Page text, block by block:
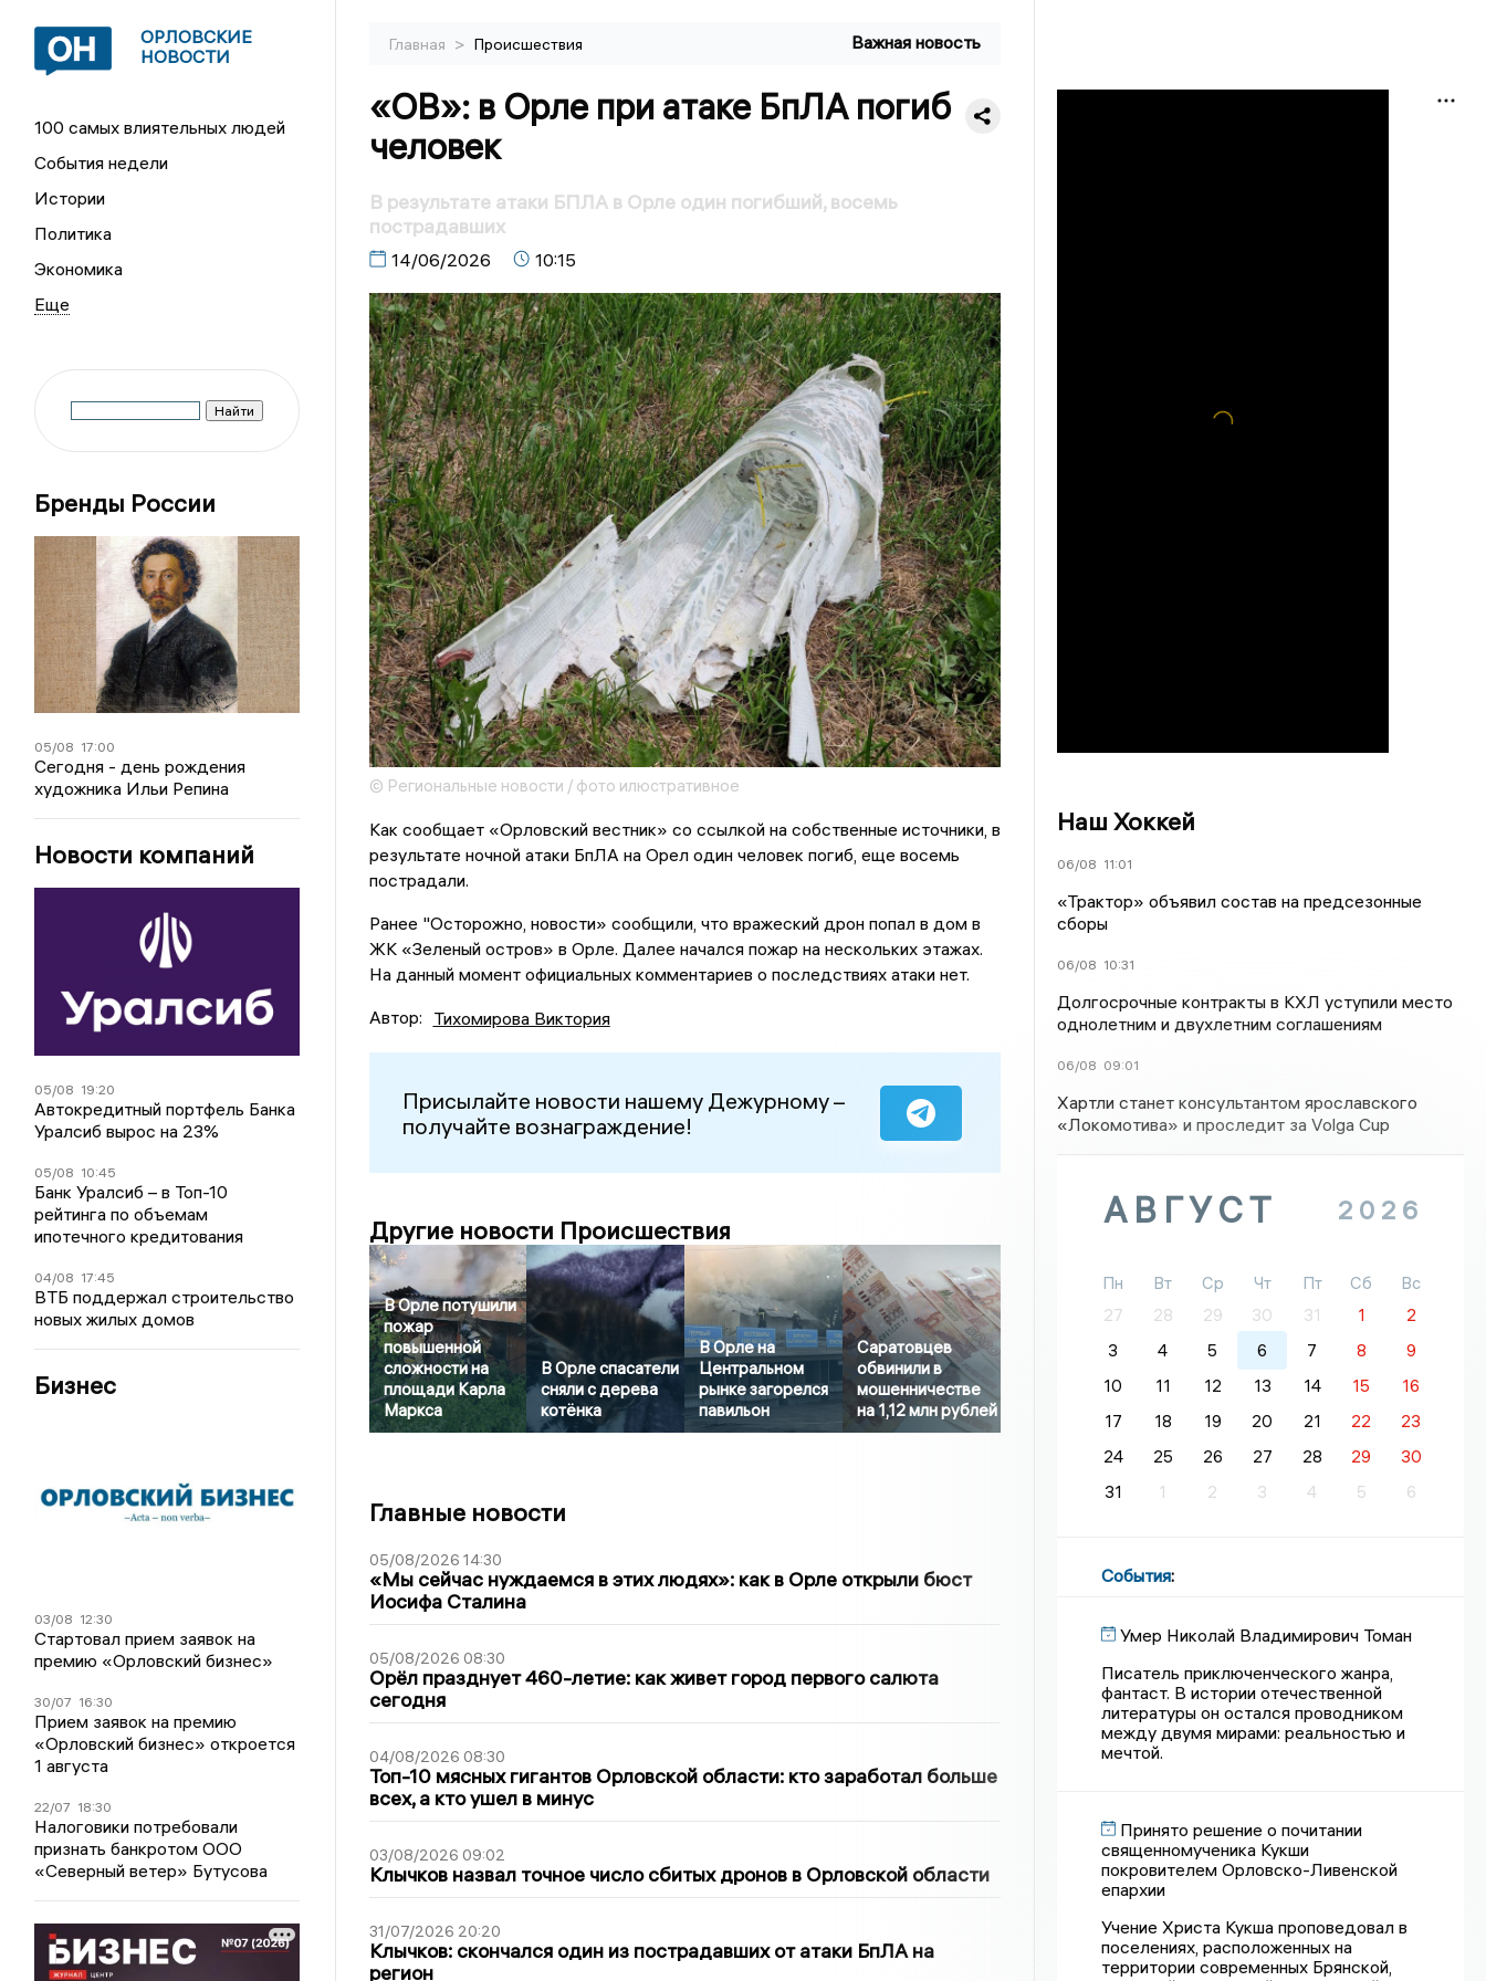
ОРЛОВСКИЕ
НОВОСТИ
100 самых влиятельных людей
События недели
Истории
Политика
Экономика
Бренды России
05/08 17:00
Сегодня - день рождения
художника Ильи Репина
Новости компаний
05/08 19:20
Автокредитный портфель Банка
Уралсиб вырос на 23%
05/08 10:45
Банк Уралсиб – в Топ-10
рейтинга по объемам
ипотечного кредитования
04/08 17:45
ВТБ поддержал строительство
новых жилых домов
Бизнес
03/08 12:30
Стартовал прием заявок на
премию «Орловский бизнес»
30/07 16:30
Прием заявок на премию
«Орловский бизнес» откроется
1 августа
22/07 18:30
Налоговики потребовали
признать банкротом ООО
«Северный ветер» Бутусова
Главная > Происшествия Важная новость
«ОВ»: в Орле при атаке БпЛА погиб
человек
В результате атаки БПЛА в Орле один погибший, восемь
пострадавших
14/06/2026 10:15
© Региональные новости / фото илюстративное
Как сообщает «Орловский вестник» со ссылкой на собственные источники, в
результате ночной атаки БпЛА на Орел один человек погиб, еще восемь
пострадали.
Ранее "Осторожно, новости» сообщили, что вражеский дрон попал в дом в
ЖК «Зеленый остров» в Орле. Далее начался пожар на нескольких этажах.
На данный момент официальных комментариев о последствиях атаки нет.
Автор: Тихомирова Виктория
Присылайте новости нашему Дежурному –
получайте вознаграждение!
Другие новости Происшествия
В Орле потушили
пожар
повышенной
сложности на
площади Карла
Маркса
В Орле спасатели
сняли с дерева
котёнка
В Орле на
Центральном
рынке загорелся
павильон
Саратовцев
обвинили в
мошенничестве
на 1,12 млн рублей
Главные новости
05/08/2026 14:30
«Мы сейчас нуждаемся в этих людях»: как в Орле открыли бюст
Иосифа Сталина
05/08/2026 08:30
Орёл празднует 460-летие: как живет город первого салюта
сегодня
04/08/2026 08:30
Топ-10 мясных гигантов Орловской области: кто заработал больше
всех, а кто ушел в минус
03/08/2026 09:02
Клычков назвал точное число сбитых дронов в Орловской области
31/07/2026 20:20
Клычков: скончался один из пострадавших от атаки БпЛА на
регион
Наш Хоккей
06/08 11:01
«Трактор» объявил состав на предсезонные
сборы
06/08 10:31
Долгосрочные контракты в КХЛ уступили место
однолетним и двухлетним соглашениям
06/08 09:01
Хартли станет консультантом ярославского
«Локомотива» и проследит за Volga Cup
АВГУСТ 2026
Пн Вт Ср Чт Пт Сб
Вс
27
28 29 30 31 1
2
3
4 5 6 7 8
9
10
11 12 13 14 15
16
17
18 19 20 21 22
23
24
25 26 27 28 29
30
31
1 2 3 4 5 6
События:
Умер Николай Владимирович Томан
Писатель приключенческого жанра,
фантаст. В истории отечественной
литературы он остался проводником
между двумя мирами: реальностью и
мечтой.
Принято решение о почитании
священномученика Кукши
покровителем Орловско-Ливенской
епархии
Учение Христа Кукша проповедовал в
поселениях, расположенных на
территории современных Брянской,